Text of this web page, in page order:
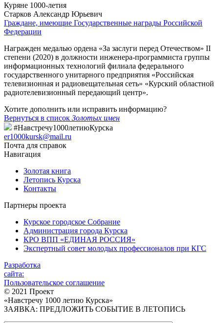
Куряне 1000-летия
Старков Александр Юрьевич
Граждане, имеющие Государственные награды Российской
Федерации
Награжден медалью ордена «За заслуги перед Отечеством» II
степени (2020) в должности инженера-программиста группы
информационных технологий филиала федерального
государственного унитарного предприятия «Российская
телевизионная и радиовещательная сеть» «Курский областной
радиотелевизионный передающий центр».
Хотите дополнить или исправить информацию?
Вернуться в список Золотых имен
#Навстречу1000летиюКурска
er1000kursk@mail.ru
Почта для справок
Навигация
Золотая книга
Летопись Курска
Контакты
Партнеры проекта
Курское городское Собрание
Администрация города Курска
КРО ВПП «ЕДИНАЯ РОССИЯ»
Экспертный совет молодых профессионалов при КГС
Разработка
сайта:
Пользовательское соглашение
© 2021 Проект
«Навстречу 1000 летию Курска»
ЗАЯВКА: ПРЕДЛОЖИТЬ СОБЫТИЕ В ЛЕТОПИСЬ